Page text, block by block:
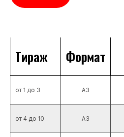
Тираж Формат
от 1 до 3 А3
от 4 до 10 А3